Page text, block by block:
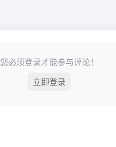
您必须登录才能参与评论！
立即登录